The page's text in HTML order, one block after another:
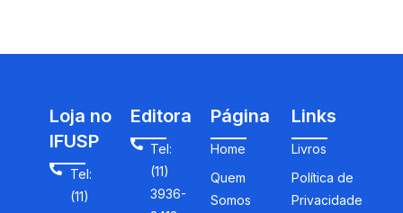
Loja no
IFUSP
Tel:
(11)
Editora
Tel:
(11)
3936-
Página
Home
Quem
Somos
Links
Livros
Política de
Privacidade